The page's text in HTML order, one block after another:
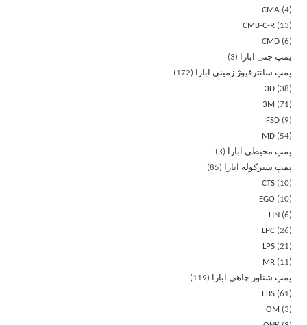
CMA 4
CMB-C-R
13
CMD 6
پمپ جتی ابارا
3
پمپ سانترفیوژ زمینی ابارا
172
3D 38
3M
71
FSD
9
MD
54
پمپ محیطی ابارا
3
پمپ سیرکوله ابارا
85
CTS
10
EGO
10
LIN
6
LPC 26
LPS 21
MR
11
پمپ شناور چاهی ابارا
119
EBS 61
OM
3